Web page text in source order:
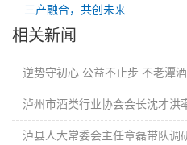
三产融合，共创未来
相关新闻
逆势守初心 公益不止步 不老潭
泸州市酒类行业协会会长沈才洪
泸县人大常委会主任章磊带队调